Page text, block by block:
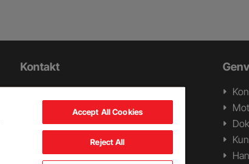
Kontakt
Swerock AB
262 24 Ängelholm
Tel +46 431 44 96 30
Accept All Cookies
Reject All